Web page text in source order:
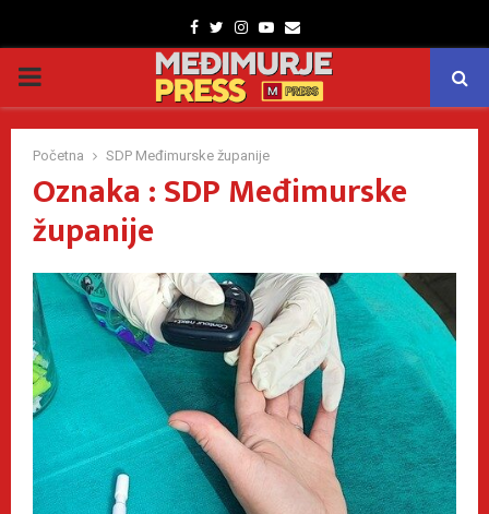
Facebook
TwitterInstagram
Youtube
Email
PRIMARY
MENU
Početna SDP Međimurske županije
Oznaka : SDP Međimurske
županije